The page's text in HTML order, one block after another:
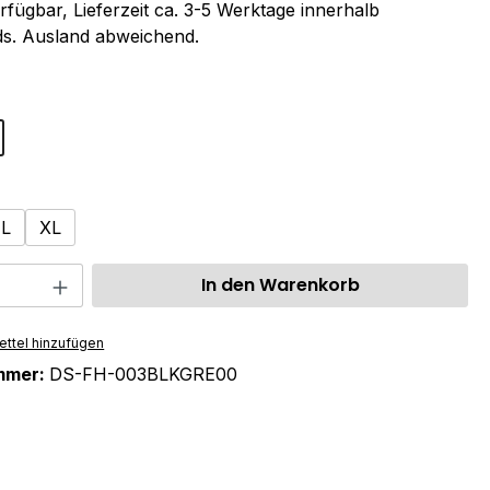
Lieferzeit ca. 3-5 Werktage innerhalb
Ausland abweichend.
L XL
Anzahl: Gib den gewünschten Wert
In den Warenkorb
hinzufügen
DS-FH-003BLKGRE00